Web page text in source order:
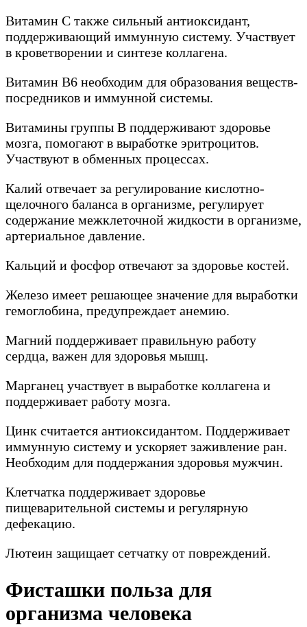
Витамин С также сильный антиоксидант,
поддерживающий иммунную систему. Участвует
в кроветворении и синтезе коллагена.
Витамин В6 необходим для образования веществ-
посредников и иммунной системы.
Витамины группы В поддерживают здоровье
мозга, помогают в выработке эритроцитов.
Участвуют в обменных процессах.
Калий отвечает за регулирование кислотно-
щелочного баланса в организме, регулирует
содержание межклеточной жидкости в организме,
артериальное давление.
Кальций и фосфор отвечают за здоровье костей.
Железо имеет решающее значение для выработки
гемоглобина, предупреждает анемию.
Магний поддерживает правильную работу
сердца, важен для здоровья мышц.
Марганец участвует в выработке коллагена и
поддерживает работу мозга.
Цинк считается антиоксидантом. Поддерживает
иммунную систему и ускоряет заживление ран.
Необходим для поддержания здоровья мужчин.
Клетчатка поддерживает здоровье
пищеварительной системы и регулярную
дефекацию.
Лютеин защищает сетчатку от повреждений.
Фисташки польза для
организма человека